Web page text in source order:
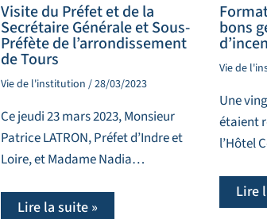
Visite du Préfet et de la
Secrétaire Générale et Sous-
Préfète de l’arrondissement
de Tours
Vie de l'institution /28/03/2023
Ce jeudi 23 mars 2023, Monsieur
Patrice LATRON, Préfet d’Indre et
Loire, et Madame Nadia…
Lire la suite »
bons
Vie de
Une
étaient
l’Hôtel
Lire